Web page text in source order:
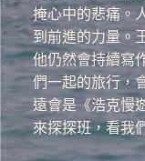
掩心中的悲痛。
到前進的力量。
他仍然會持續寫
們一起的旅行，
遠會是《浩克慢
來探探班，看我